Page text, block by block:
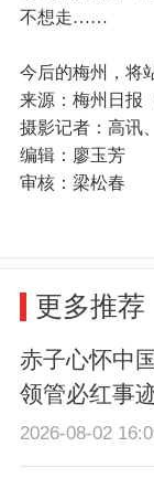
不想走……
今后的梅州，将
来源：梅州日报
摄影记者：高讯
编辑：廖玉芳
审核：梁松春
更多推荐
赤子心怀中
领管必红事
2026-08-02